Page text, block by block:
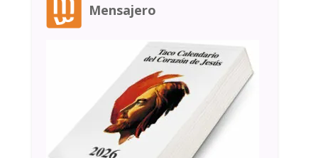
Mensajero